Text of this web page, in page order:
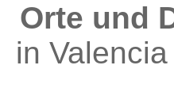
Orte und
in